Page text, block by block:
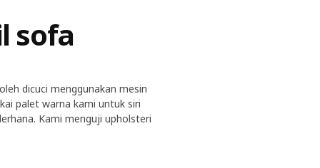
sofa
dicuci menggunakan mesin
palet warna kami untuk siri
Kami menguji upholsteri